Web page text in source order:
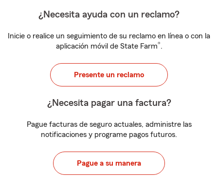
¿Necesita ayuda con un reclamo?
Inicie o realice un seguimiento de su reclamo en línea o con la
aplicación móvil de State Farm®.
Presente un reclamo
¿Necesita pagar una factura?
Pague facturas de seguro actuales, administre las
notificaciones y programe pagos futuros.
Pague a su manera